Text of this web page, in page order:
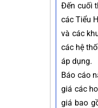
Đến cuối
các Tiểu
và các
các hệ
áp dụng.
Báo cáo
giá các
giá bao